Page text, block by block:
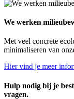
We werken
Met veel concrete
minimaliseren van
Hier vind je meer
Hulp nodig bij je
vragen.